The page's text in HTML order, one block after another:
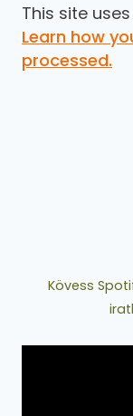
This site
Learn how
processed.
Kövess